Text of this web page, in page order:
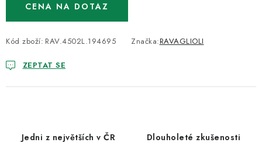
CENA NA DOTAZ
Kód zboží: RAV.4502L.194695 Značka:RAVAGLIOLI
ZEPTAT SE
Jedni z největších v ČR Dlouholeté zkušenosti